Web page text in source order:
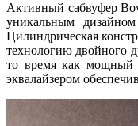
Активный сабвуфер
уникальным
Цилиндрическая
технологию двойного
то время как мощный
эквалайзером